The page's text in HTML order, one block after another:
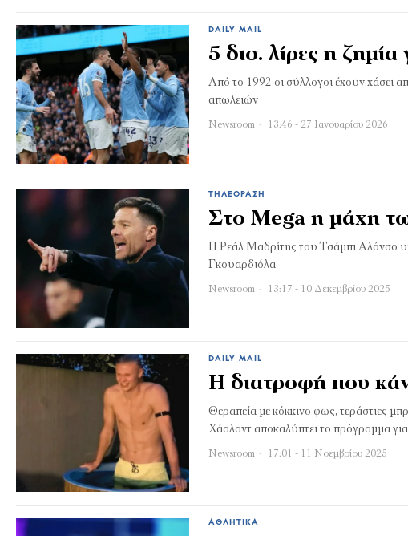
DAILY MAIL
5 δισ. λίρες η
Από το 1992 οι σύλλογοι έχουν χάσει
απωλειών
Newsroom 13:46 - 27 Ιανουαρίου 2026
ΤΗΛΕΌΡΑΣΗ
Στο Mega η μάχη
Η Ρεάλ Μαδρίτης του Τσάμπι Αλόνσο
Γκουαρδιόλα
Newsroom 13:17 - 10 Δεκεμβρίου 2025
DAILY MAIL
Η διατροφή που
Θεραπεία µε κόκκινο φως, τεράστιες
Χάαλαντ αποκαλύπτει το πρόγραµµα
Newsroom 17:01 - 11 Νοεμβρίου 2025
ΑΘΛΗΤΙΚΆ